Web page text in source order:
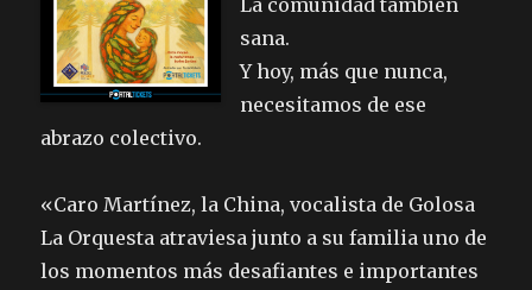
sana.
Y hoy, más que nunca,
necesitamos de ese
abrazo colectivo.
«Caro Martínez, la China, vocalista de Golosa
La Orquesta atraviesa junto a su familia uno de
los momentos más desafiantes e importantes